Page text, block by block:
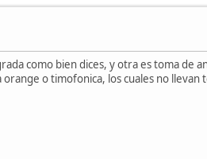
como bien dices, y otra es toma
o timofonica, los cuales no